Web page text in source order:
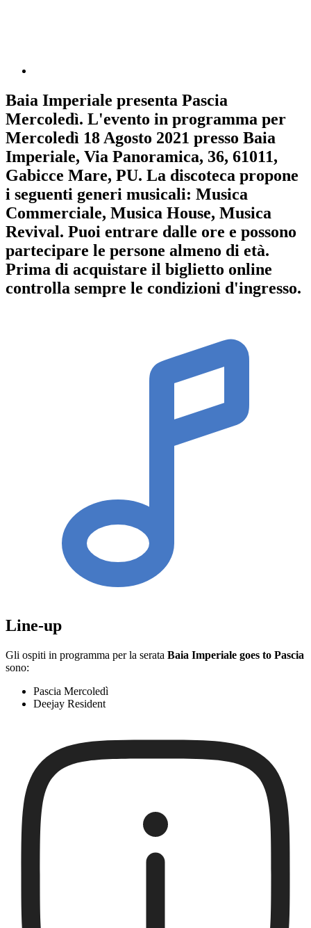
Baia Imperiale presenta Pascia
Mercoledì. L'evento in programma per
Mercoledì 18 Agosto 2021 presso Baia
Imperiale, Via Panoramica, 36, 61011,
Gabicce Mare, PU. La discoteca propone
i seguenti generi musicali: Musica
Commerciale, Musica House, Musica
Revival. Puoi entrare dalle ore e possono
partecipare le persone almeno di età.
Prima di acquistare il biglietto online
controlla sempre le condizioni d'ingresso.
Line-up
Gli ospiti in programma per la serata Baia Imperiale goes to Pascia
sono:
Pascia Mercoledì
Deejay Resident